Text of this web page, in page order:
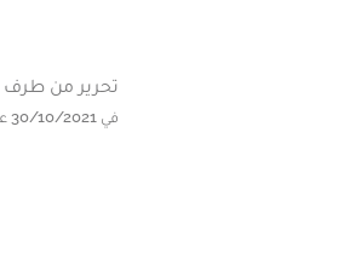
تحرير من طرف
في 30/10/2021 على الساعة 15:52